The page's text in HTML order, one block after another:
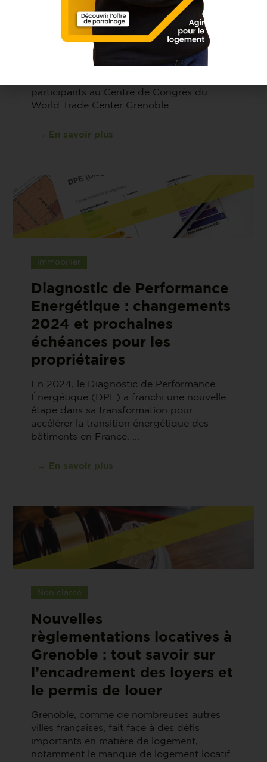
Retombées presse soirée
FNAIM Entreprises 2025
Le mardi 18 février 2025, la FNAIM
participants au Centre de Congrès du
World Trade Center Grenoble ...
→ En savoir plus
Immobilier
Diagnostic de Performance
Energétique : changements
2024 et prochaines
échéances pour les
propriétaires
En 2024, le Diagnostic de Performance
Énergétique (DPE) a franchi une nouvelle
étape dans sa transformation pour
accélérer la transition énergétique des
bâtiments en France. ...
→ En savoir plus
Non classé
Nouvelles
règlementations locatives à
Grenoble : tout savoir sur
l’encadrement des loyers et
le permis de louer
Grenoble, comme de nombreuses autres
villes françaises, fait face à des défis
importants en matière de logement,
notamment le manque de logement locatif